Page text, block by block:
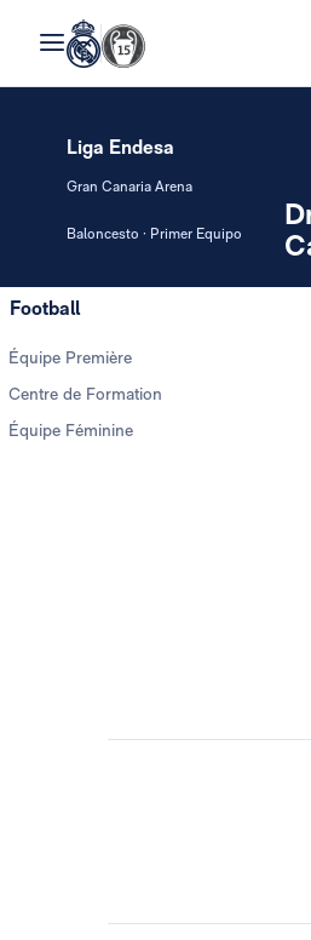
Liga Endesa
Gran Canaria Arena
Baloncesto · Primer Equipo
Football
Équipe Première
Centre de Formation
Équipe Féminine